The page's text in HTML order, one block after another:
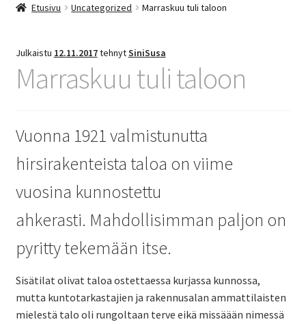
Etusivu Uncategorized Marraskuu tuli taloon
Julkaistu 12.11.2017tehnytSiniSusa
Marraskuu tuli taloon
Vuonna 1921 valmistunutta
hirsirakenteista taloa on viime
vuosina kunnostettu
ahkerasti. Mahdollisimman paljon on
pyritty tekemään itse.
Sisätilat olivat taloa ostettaessa kurjassa kunnossa,
mutta kuntotarkastajien ja rakennusalan ammattilaisten
mielestä talo oli rungoltaan terve eikä missäään nimessä